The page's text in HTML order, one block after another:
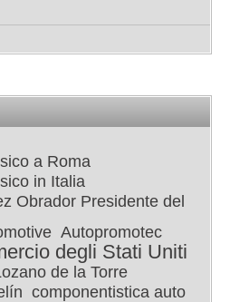
a Roma
in Italia
Obrador Presidente del
Autopromotec
degli Stati Uniti
de la Torre
componentistica auto